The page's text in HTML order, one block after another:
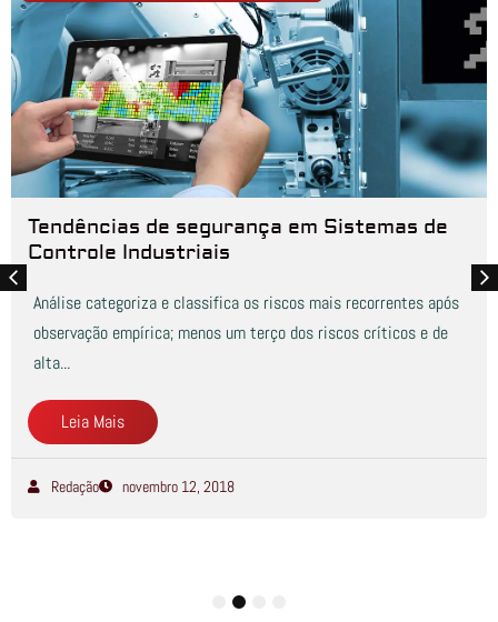
Tendências de segurança em Sistemas de
Controle Industriais
Análise categoriza e classifica os riscos mais recorrentes após
observação empírica; menos um terço dos riscos críticos e de
alta...
Leia Mais
Redação novembro 12, 2018